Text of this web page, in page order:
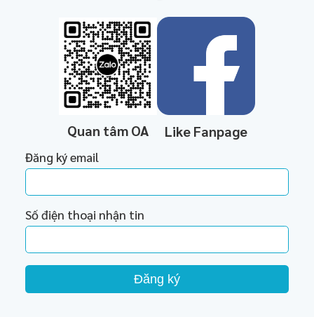
Quan tâm OA Like Fanpage
Đăng ký email
Số điện thoại nhận tin
Đăng ký